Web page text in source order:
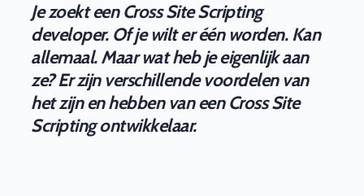
Je zoekt een Cross Site Scripting
developer. Of je wilt er één worden. Kan
allemaal. Maar wat heb je eigenlijk aan
ze? Er zijn verschillende voordelen van
het zijn en hebben van een Cross Site
Scripting ontwikkelaar.